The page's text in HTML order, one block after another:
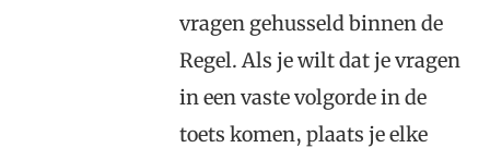
vragen gehusseld binnen de
Regel. Als je wilt dat je vragen
in een vaste volgorde in de
toets komen, plaats je elke